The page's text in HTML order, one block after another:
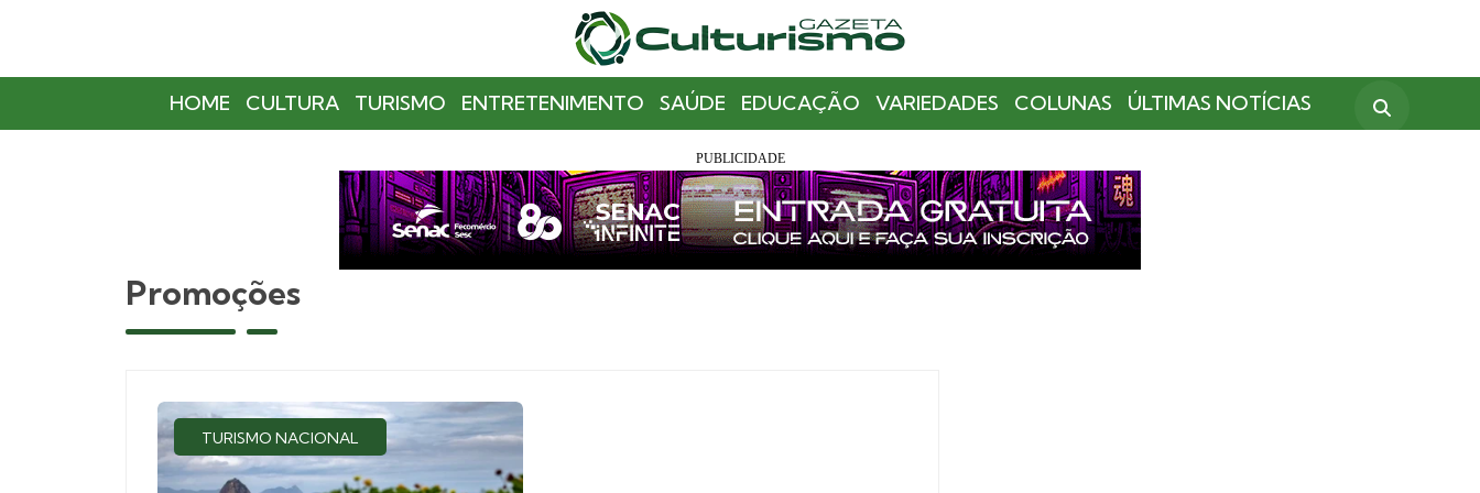
HOME CULTURA TURISMO ENTRETENIMENTO SAÚDE EDUCAÇÃO VARIEDADES COLUNAS ÚLTIMAS NOTÍCIAS
Promoções
TURISMO NACIONAL